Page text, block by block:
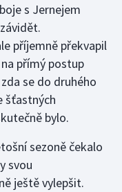
s Jernejem
příjemně překvapil
přímý postup
se do druhého
šťastných
bylo.
sezoně čekalo
svou
ještě vylepšit.